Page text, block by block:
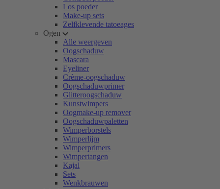
Los poeder
Make-up sets
Zelfklevende tatoeages
Ogen
Alle weergeven
Oogschaduw
Mascara
Eyeliner
Crème-oogschaduw
Oogschaduwprimer
Glitteroogschaduw
Kunstwimpers
Oogmake-up remover
Oogschaduwpaletten
Wimperborstels
Wimperlijm
Wimperprimers
Wimpertangen
Kajal
Sets
Wenkbrauwen